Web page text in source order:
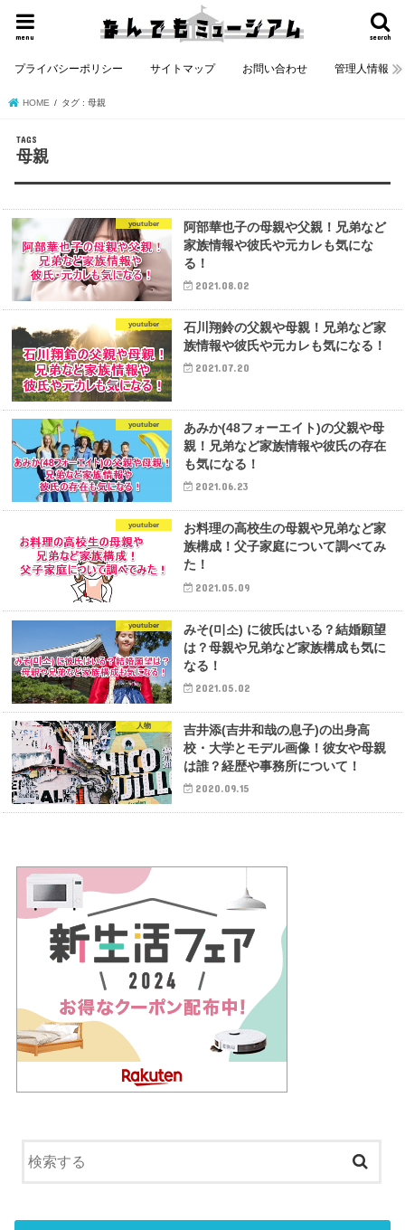
search
menu
プライバシーポリシー サイトマップ お問い合わせ 管理人情報
HOME タグ : 母親
母親
youtuber
阿部華也子の母親や父親！兄弟など
家族情報や彼氏や元カレも気にな
る！
2021.08.02
youtuber
石川翔鈴の父親や母親！兄弟など家
族情報や彼氏や元カレも気になる！
2021.07.20
youtuber
あみか(48フォーエイト)の父親や母
親！兄弟など家族情報や彼氏の存在
も気になる！
2021.06.23
youtuber
お料理の高校生の母親や兄弟など家
族構成！父子家庭について調べてみ
た！
2021.05.09
youtuber
みそ(미소) に彼氏はいる？結婚願望
は？母親や兄弟など家族構成も気に
なる！
2021.05.02
人物
吉井添(吉井和哉の息子)の出身高
校・大学とモデル画像！彼女や母親
は誰？経歴や事務所について！
2020.09.15